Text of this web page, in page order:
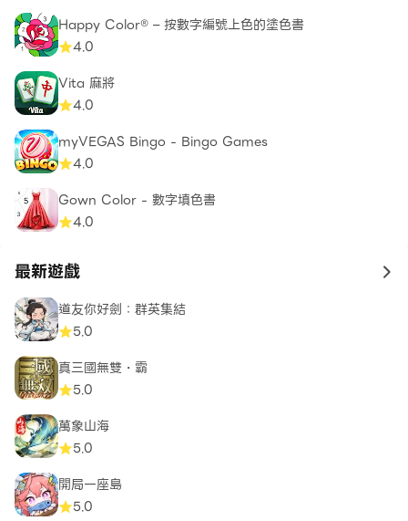
Happy Color® – 按數字編號上色的塗色書
4.0
Vita 麻將
4.0
myVEGAS Bingo - Bingo Games
4.0
Gown Color - 數字填色書
4.0
最新遊戲 to
道友你好劍：群英集結
5.0
真三國無雙・霸
5.0
萬象山海
5.0
開局一座島
5.0